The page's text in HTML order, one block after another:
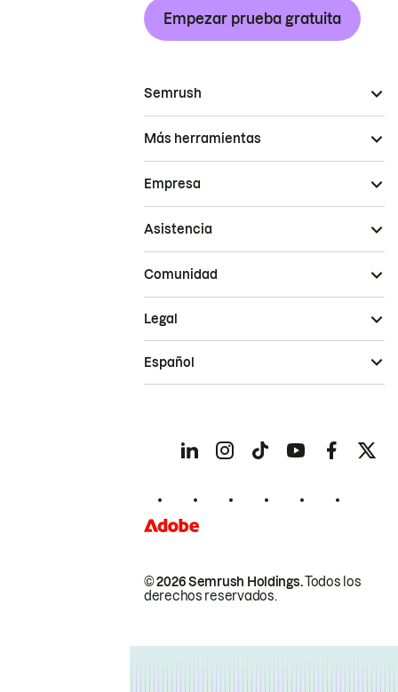
Empezar prueba gratuita
Semrush
Más herramientas
Empresa
Asistencia
Comunidad
© 2026 Semrush Holdings.Todos los
derechos reservados.
Legal
Español